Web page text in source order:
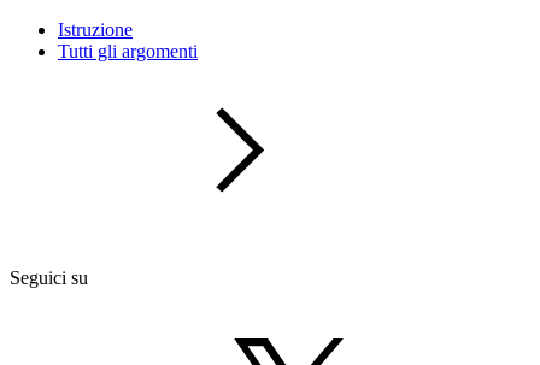
Istruzione
Tutti gli argomenti
Seguici su